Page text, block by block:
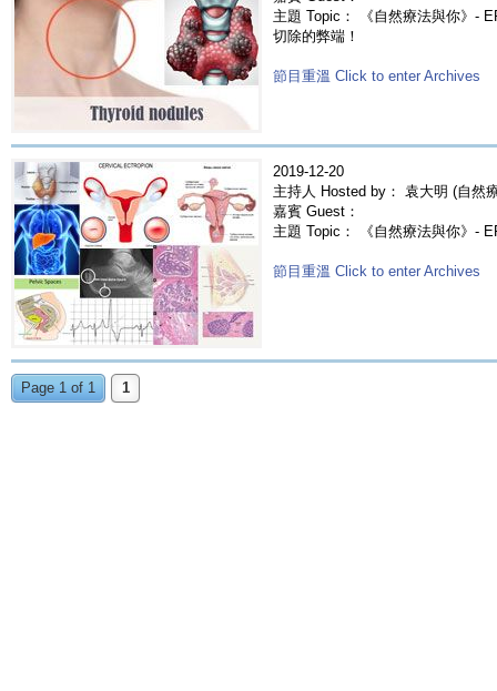
主題 Topic： 《自然療法與你》-
切除的弊端！
節目重溫 Click to enter Archives
2019-12-20
主持人 Hosted by： 袁大明 (自然
嘉賓 Guest：
主題 Topic： 《自然療法與你》-
節目重溫 Click to enter Archives
Page 1 of 1 1